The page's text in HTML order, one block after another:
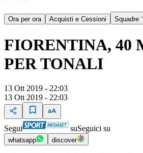
Ora per ora Acquisti e Cessioni Squadre
FIORENTINA, 40
PER TONALI
13 Ott 2019 - 22:03
13 Ott 2019 - 22:03
Segui suSeguici su
whatsapp discover